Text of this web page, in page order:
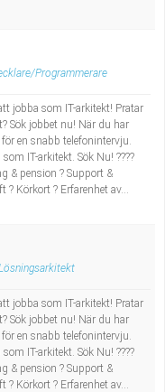
Programmerare
jobba som IT-arkitekt! Pratar
Sök jobbet nu! När du har
en snabb telefonintervju.
IT-arkitekt. Sök Nu! ????
& pension ? Support &
? Körkort ? Erfarenhet av...
jobba som IT-arkitekt! Pratar
Sök jobbet nu! När du har
en snabb telefonintervju.
IT-arkitekt. Sök Nu! ????
& pension ? Support &
? Körkort ? Erfarenhet av...